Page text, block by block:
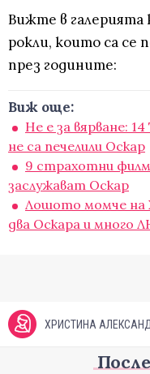
Вижте в галерията
рокли, които са се
през годините:
Виж още:
Не е за вярване:
не са печелили Оскар
9 страхотни
заслужават Оскар
Лошото момче на
два Оскара и много
ХРИСТИНА